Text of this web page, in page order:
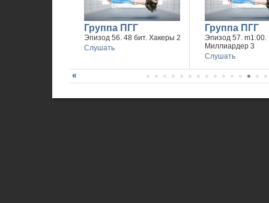
Группа ПГГ
Эпизод 56. 48 бит. Хакеры 2
Слушать
Группа ПГГ
Эпизод 57. m1.00.
Миллиардер 3
Слушать